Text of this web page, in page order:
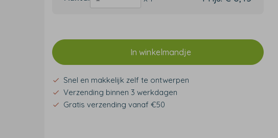
In winkelmandje
Snel en makkelijk zelf te ontwerpen
Verzending binnen 3 werkdagen
Gratis verzending vanaf €50